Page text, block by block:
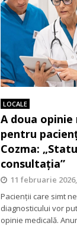
LOCALE
A doua
pentru
Cozma:
consultația”
11 februarie
Pacienții care simt
diagnosticului vor
opinie medicală.